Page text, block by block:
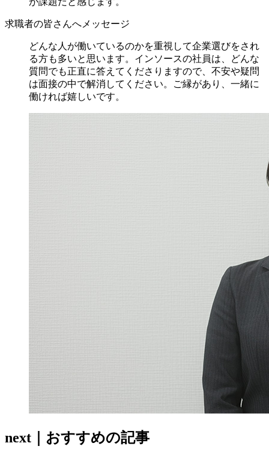
求職者の皆さんへメッセージ
どんな人が働いているのかを重視して企業選びをされ
る方も多いと思います。インソースの社員は、どんな
質問でも正直に答えてくださりますので、不安や疑問
は面接の中で解消してください。ご縁があり、一緒に
働ければ嬉しいです。
next｜おすすめの記事